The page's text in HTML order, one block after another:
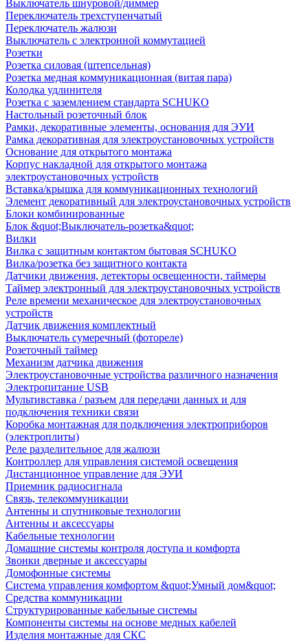
Выключатель шнуровой/диммер
Переключатель трехступенчатый
Переключатель жалюзи
Выключатель с электронной коммутацией
Розетки
Розетка силовая (штепсельная)
Розетка медная коммуникационная (витая пара)
Колодка удлинителя
Розетка с заземлением стандарта SCHUKO
Настольный розеточный блок
Рамки, декоративные элементы, основания для ЭУИ
Рамка декоративная для электроустановочных устройств
Основание для открытого монтажа
Корпус накладной для открытого монтажа
электроустановочных устройств
Вставка/крышка для коммуникационных технологий
Элемент декоративный для электроустановочных устройств
Блоки комбинированные
Блок &quot;Выключатель-розетка&quot;
Вилки
Вилка с защитным контактом бытовая SCHUKO
Вилка/розетка без защитного контакта
Датчики движения, детекторы освещенности, таймеры
Таймер электронный для электроустановочных устройств
Реле времени механическое для электроустановочных
устройств
Датчик движения комплектный
Выключатель сумеречный (фотореле)
Розеточный таймер
Механизм датчика движения
Электроустановочные устройства различного назначения
Электропитание USB
Мультивставка / разъем для передачи данных и для
подключения техники связи
Коробка монтажная для подключения электроприборов
(электроплиты)
Реле разделительное для жалюзи
Контроллер для управления системой освещения
Дистанционное управление для ЭУИ
Приемник радиосигнала
Связь, телекоммуникации
Антенны и спутниковые технологии
Антенны и аксессуары
Кабельные технологии
Домашние системы контроля доступа и комфорта
Звонки дверные и аксессуары
Домофонные системы
Система управления комфортом &quot;Умный дом&quot;
Средства коммуникации
Структурированные кабельные системы
Компоненты системы на основе медных кабелей
Изделия монтажные для СКС